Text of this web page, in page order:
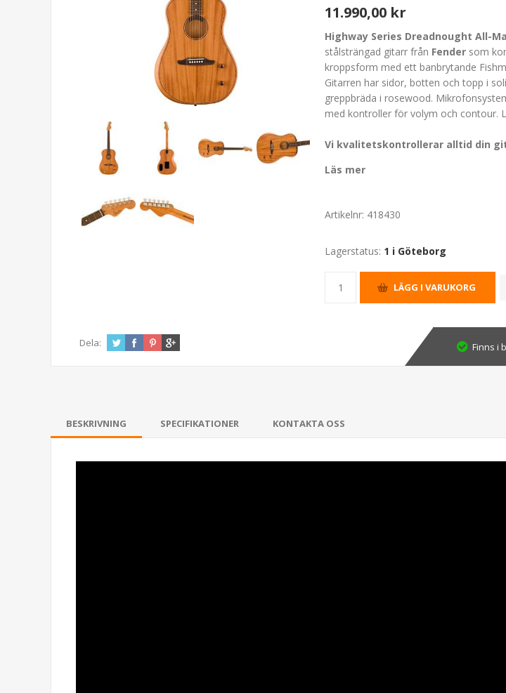
11.990,00 kr
Highway Series Dreadnought All-
stålsträngad gitarr från Fender som
kroppsform med ett banbrytande
Gitarren har sidor, botten och topp i
greppbräda i rosewood.
med kontroller för volym och contour.
Vi kvalitetskontrollerar alltid din
Läs mer
Artikelnr: 418430
Lagerstatus: 1 i Göteborg
Dela: Finns i
BESKRIVNING SPECIFIKATIONER KONTAKTA OSS